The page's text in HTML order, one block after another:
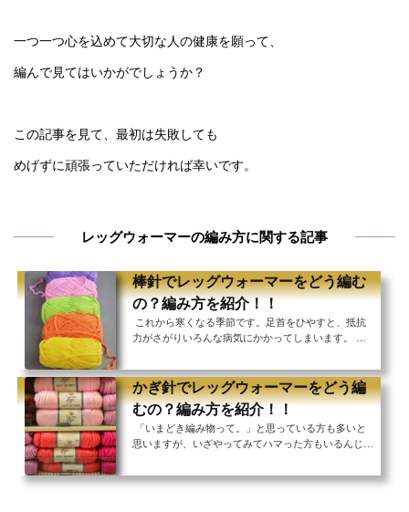
一つ一つ心を込めて大切な人の健康を願って、
編んで見てはいかがでしょうか？
この記事を見て、最初は失敗しても
めげずに頑張っていただければ幸いです。
レッグウォーマーの編み方に関する記事
棒針でレッグウォーマーをどう編む
の？編み方を紹介！！
これから寒くなる季節です。足首をひやすと、抵抗
力がさがりいろんな病気にかかってしまいます。 そ
ントしてみては？ レッグウォーマーって女性のイメ
ージが強いですが、実は性別関係なく履いて寝ると体
を冷やさないので健康にも効果的です。 実際に筆者
は男性ですが、冬になると必ず履いて寝ます。笑 そ
れに普段着を手編みするのは、作る側も着る側も色ん
な意味で勇気がいりますよね。 でも、寝る前に履く
かぎ針でレッグウォーマーをどう編
むの？編み方を紹介！！
「いまどき編み物って。」と思っている方も多いと
思いますが、いざやってみてハマった方もいるんじゃ
るレッグウォーマーの編み方についてです。 レッグ